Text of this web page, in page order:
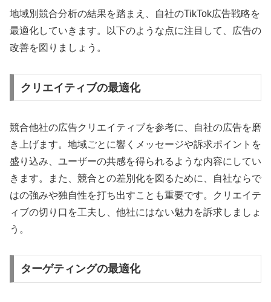
地域別競合分析の結果を踏まえ、自社のTikTok広告戦略を
最適化していきます。以下のような点に注目して、広告の
改善を図りましょう。
クリエイティブの最適化
競合他社の広告クリエイティブを参考に、自社の広告を磨
き上げます。地域ごとに響くメッセージや訴求ポイントを
盛り込み、ユーザーの共感を得られるような内容にしてい
きます。また、競合との差別化を図るために、自社ならで
はの強みや独自性を打ち出すことも重要です。クリエイテ
ィブの切り口を工夫し、他社にはない魅力を訴求しましょ
う。
ターゲティングの最適化